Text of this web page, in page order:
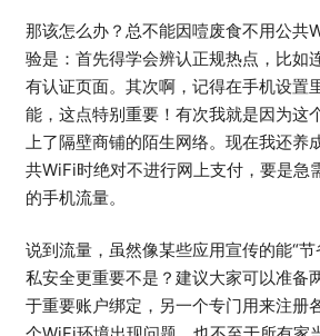
那该怎么办？总不能因噎废食不用公共
验是：首先得学会辨认正规热点，比如
有认证页面。其次啊，记得在手机设置
能，这点特别重要！有次我就是因为这
上了隔壁商铺的陌生网络。现在我还养
共WiFi时绝对不进行网上支付，要是急
的手机流量。
说到流量，虽然像某些应用宣传的能“
私安全更重要不是？建议大家可以准备
于重要账户绑定，另一个专门用来注册